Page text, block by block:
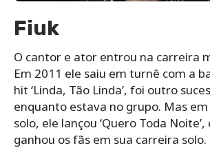
Fiuk
O cantor e ator entrou na carreira
Em 2011 ele saiu em turnê com a
hit ‘Linda, Tão Linda’, foi outro
enquanto estava no grupo. Mas
solo, ele lançou ‘Quero Toda
ganhou os fãs em sua carreira solo.